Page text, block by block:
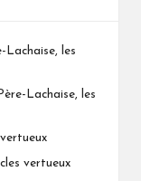
Lachaise, les
Lachaise, les
vertueux